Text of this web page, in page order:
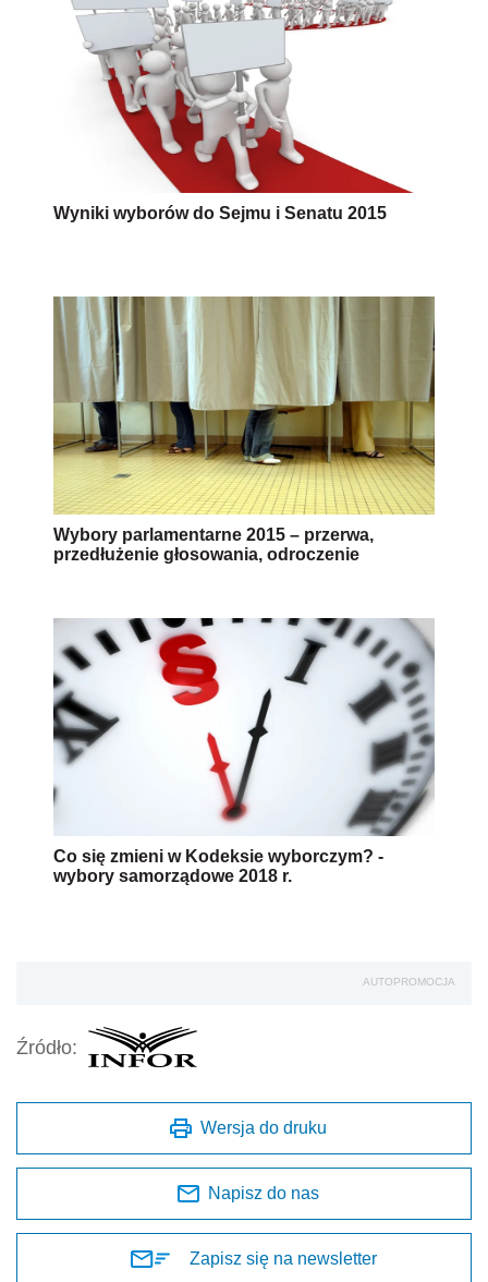
Wyniki wyborów do Sejmu i Senatu 2015
Wybory parlamentarne 2015 – przerwa,
przedłużenie głosowania, odroczenie
Co się zmieni w Kodeksie wyborczym? -
wybory samorządowe 2018 r.
AUTOPROMOCJA
Źródło:
Wersja do druku
Napisz do nas
Zapisz się na newsletter